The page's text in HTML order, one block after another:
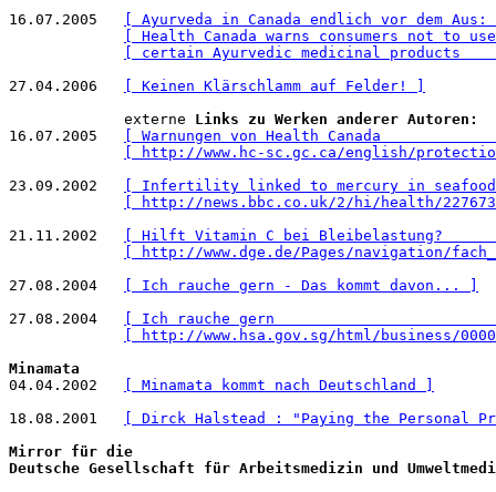
16.07.2005
[ Ayurveda in Canada endlich vor dem
[ Health Canada warns consumers not to
[ certain Ayurvedic medicinal products
27.04.2006
[ Keinen Klärschlamm auf Felder! ]
             externe
Links zu Werken anderer Autoren:
16.07.2005
[ Warnungen von Health Canada
[ http://www.hc-sc.gc.ca/english/
23.09.2002
[ Infertility linked to mercury in
[ http://news.bbc.co.uk/2/hi/health/
21.11.2002
[ Hilft Vitamin C bei
[ http://www.dge.de/Pages/navigation/
27.08.2004
[ Ich rauche gern - Das kommt davon... ]
27.08.2004
[ Ich rauche gern
[ http://www.hsa.gov.sg/html/business/
Minamata
04.04.2002
[ Minamata kommt nach Deutschland ]
18.08.2001
[ Dirck Halstead : "Paying the Personal
Mirror für die
Deutsche Gesellschaft für Arbeitsmedizin und